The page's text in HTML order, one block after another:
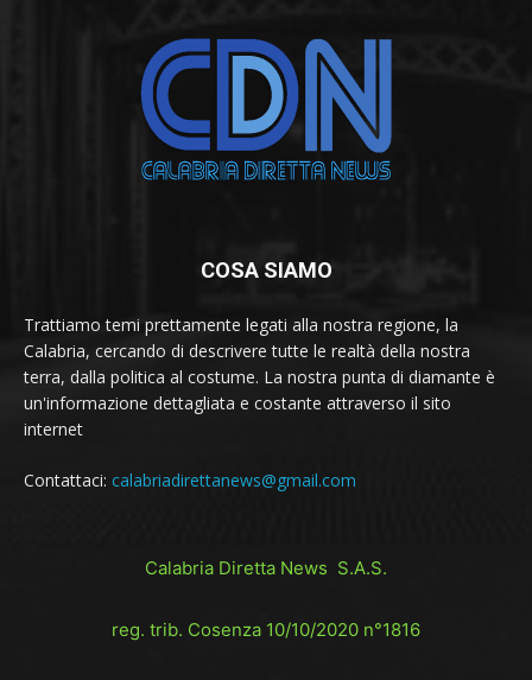
COSA SIAMO
Trattiamo temi prettamente legati alla nostra regione, la
Calabria, cercando di descrivere tutte le realtà della nostra
terra, dalla politica al costume. La nostra punta di diamante è
un'informazione dettagliata e costante attraverso il sito
internet
Contattaci: calabriadirettanews@gmail.com
Calabria Diretta News S.A.S.
reg. trib. Cosenza 10/10/2020 n°1816